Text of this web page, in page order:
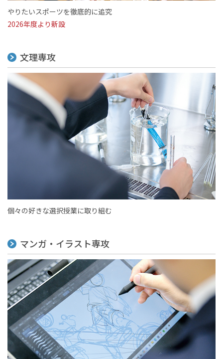
やりたいスポーツを徹底的に追究
2026年度より新設
文理専攻
個々の好きな選択授業に取り組む
マンガ・イラスト専攻